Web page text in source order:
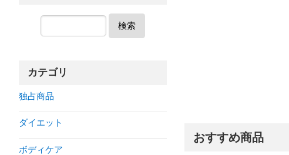
おすすめ商品
検索
カテゴリ
独占商品
ダイエット
ボディケア